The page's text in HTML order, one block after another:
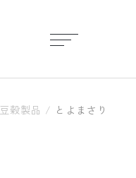
豆穀製品 / とよまさり